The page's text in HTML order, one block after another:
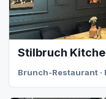
Stilbruch
Brunch-Restaurant